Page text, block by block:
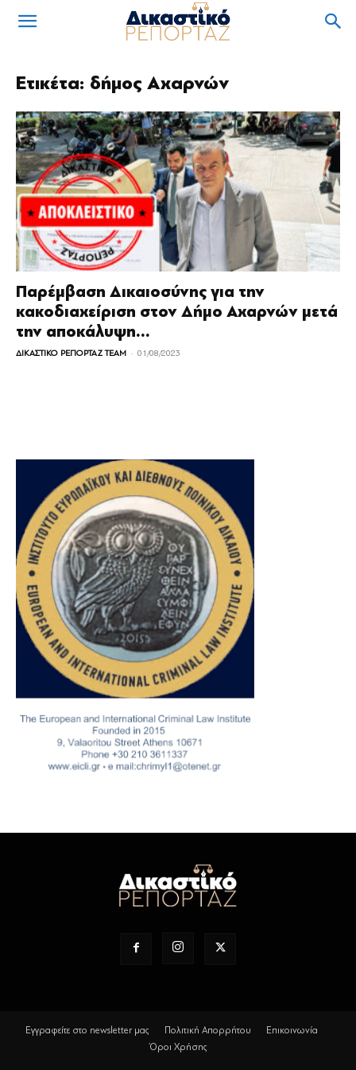
Ετικέτα: δήμος Αχαρνών
Παρέμβαση Δικαιοσύνης για την
κακοδιαχείριση στον Δήµο Αχαρνών μετά
την αποκάλυψη...
ΔΙΚΑΣΤΙΚΟ ΡΕΠΟΡΤΑΖ TEAM - 01/08/2023
Εγγραφείτε στο newsletter μας Πολιτική Απορρήτου
Επικοινωνία
Όροι Χρήσης